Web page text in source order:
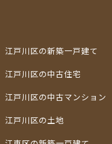
江戸川区の新築一戸建て
江戸川区の中古住宅
江戸川区の中古マンション
江戸川区の土地